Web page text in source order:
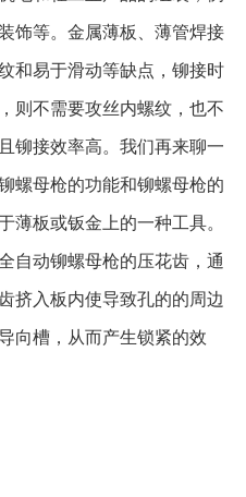
饰等。金属薄板、薄管焊接
和易于滑动等缺点，铆接时
则不需要攻丝内螺纹，也不
铆接效率高。我们再来聊一
螺母枪的功能和铆螺母枪的
薄板或钣金上的一种工具。
自动铆螺母枪的压花齿，通
挤入板内使导致孔的的周边
向槽，从而产生锁紧的效